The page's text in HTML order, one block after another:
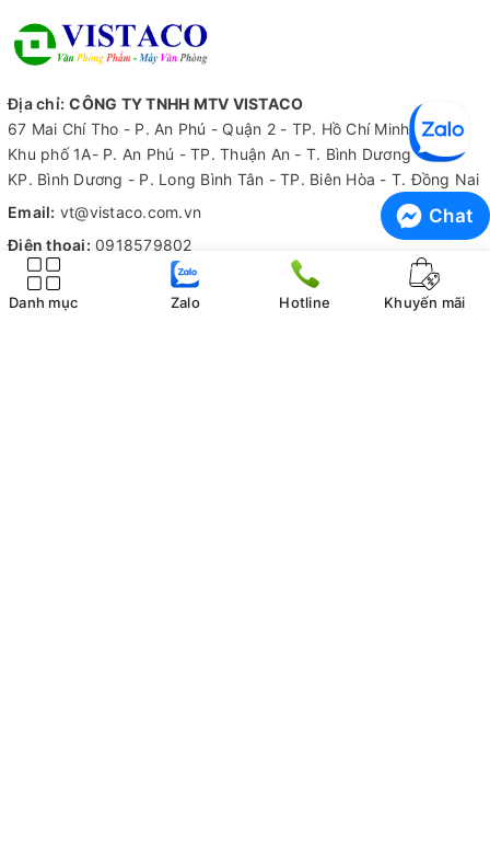
Địa chỉ: CÔNG TY TNHH MTV VISTACO
67 Mai Chí Tho - P. An Phú - Quận 2 - TP. Hồ Chí Minh
Khu phố 1A- P. An Phú - TP. Thuận An - T. Bình Dương
KP. Bình Dương - P. Long Bình Tân - TP. Biên Hòa - T. Đồng Nai
Email: vt@vistaco.com.vn
Điện thoại: 0918579802
Zalo: 0918579802
Danh mục Zalo Hotline Khuyến mãi
Chat